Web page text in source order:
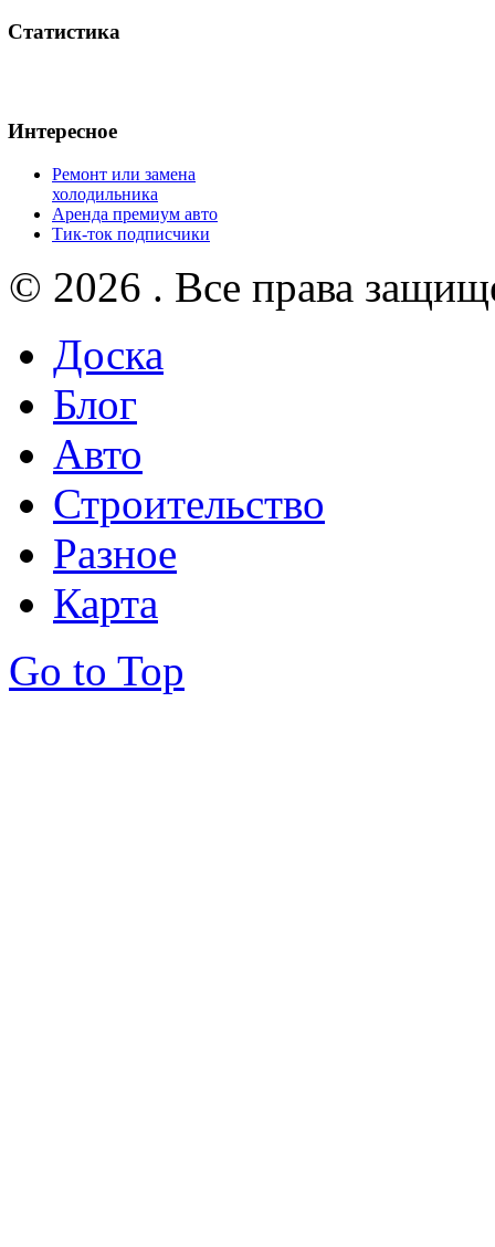
Статистика
Интересное
Ремонт или замена
холодильника
Аренда премиум авто
Тик-ток подписчики
© 2026 . Все права
Доска
Блог
Авто
Строительство
Разное
Карта
Go to Top